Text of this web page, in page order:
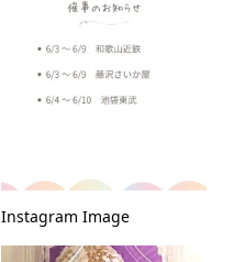
Instagram Image